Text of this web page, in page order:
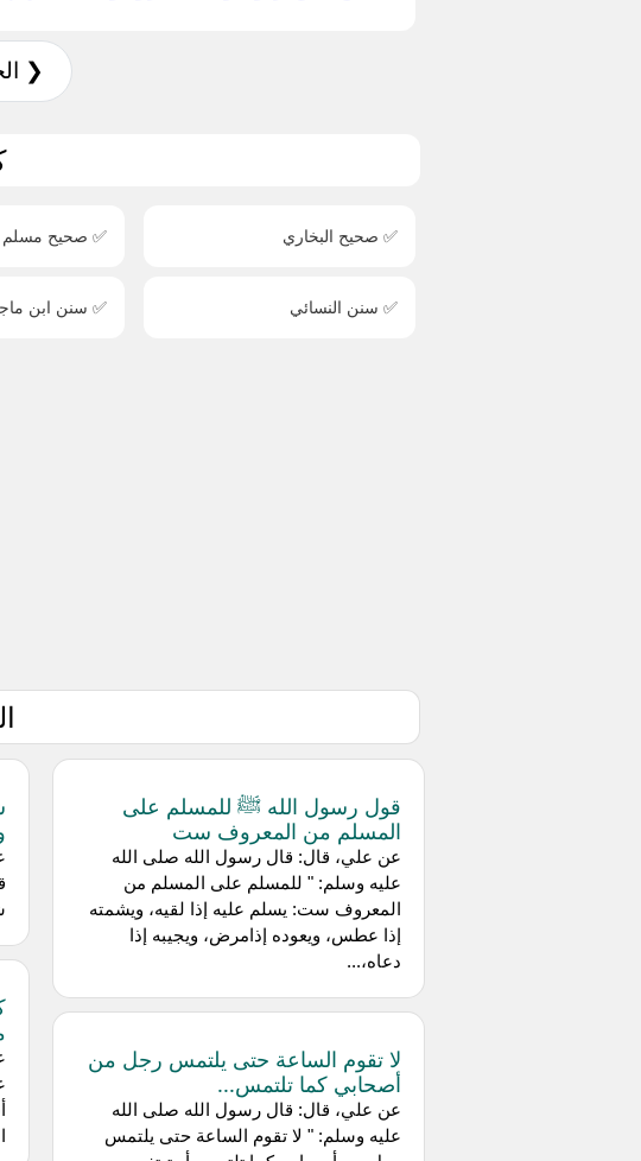
❮
✅ صحيح البخاري ✅ صحيح مسلم
✅ سنن النسائي ✅ سنن ابن
قول رسول الله ﷺ للمسلم على
المسلم من المعروف ست
عن علي، قال: قال رسول الله صلى الله
عليه وسلم: " للمسلم على المسلم من
المعروف ست: يسلم عليه إذا لقيه، ويشمته
إذا عطس، ويعوده إذامرض، ويجيبه إذا
دعاه،...
لا تقوم الساعة حتى يلتمس رجل من
أصحابي كما تلتمس...
عن علي، قال: قال رسول الله صلى الله
عليه وسلم: " لا تقوم الساعة حتى يلتمس